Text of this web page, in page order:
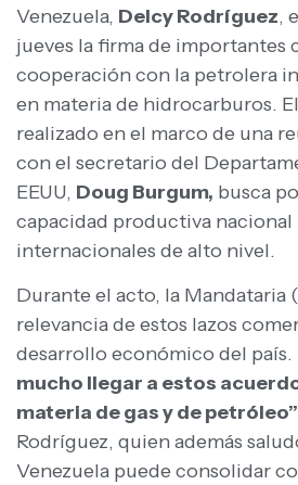
Venezuela, Delcy Rodríguez,
jueves la firma de importantes
cooperación con la petrolera
en materia de hidrocarburos.
realizado en el marco de una
con el secretario del
EEUU, Doug Burgum, busca
capacidad productiva nacional
internacionales de alto nivel.
Durante el acto, la Mandataria
relevancia de estos lazos
desarrollo económico del país.
mucho llegar a estos
materia de gas y de petróleo”
Rodríguez, quien además
Venezuela puede consolidar